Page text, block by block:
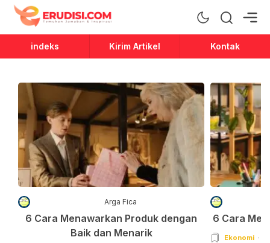
Erudisi
Temukan Jawaban dan Inspirasi
indeks Kirim Artikel Kontak
Arga Fica
6 Cara Menawarkan Produk dengan
Baik dan Menarik
6 Cara
Ekonomi